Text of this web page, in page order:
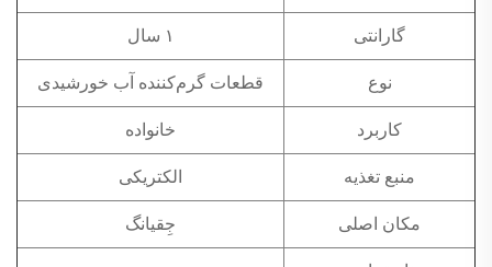
گارانتی ۱ سال
نوع قطعات گرم‌کننده آب خورشیدی
کاربرد خانواده
منبع تغذیه الکتریکی
مکان اصلی جِقیانگ